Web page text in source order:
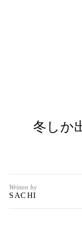
冬しか
Written by
SACHI